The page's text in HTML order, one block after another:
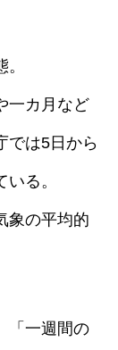
一カ月など
では5日から
る。
象の平均的
「一週間の